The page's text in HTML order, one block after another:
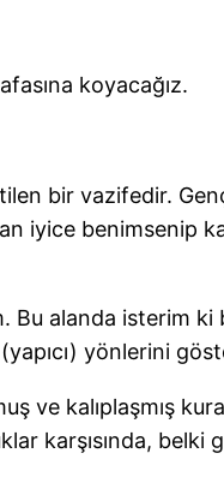
koyacağız.
bir vazifedir.
iyice benimsenip
alanda isterim ki
(yapıcı) yönlerini
kalıplaşmış
karşısında,